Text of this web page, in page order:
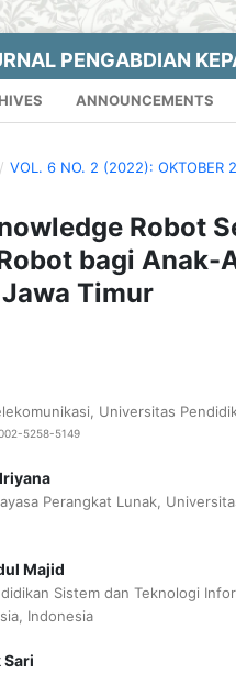
PENGABDIAN
ANNOUNCEMENTS
/ VOL. 6 NO. 2 (2022): OKTOBER
Robot
bagi Anak-
Timur
Universitas
5258-5149
Perangkat Lunak,
Majid
Sistem dan Teknologi
Indonesia
Sari